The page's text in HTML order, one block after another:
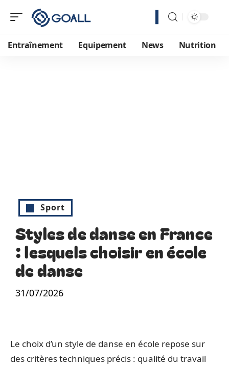
Entraînement Equipement News Nutrition
Sport
Styles de danse en France
: lesquels choisir en école
de danse
31/07/2026
Le choix d’un style de danse en école repose sur
des critères techniques précis : qualité du travail